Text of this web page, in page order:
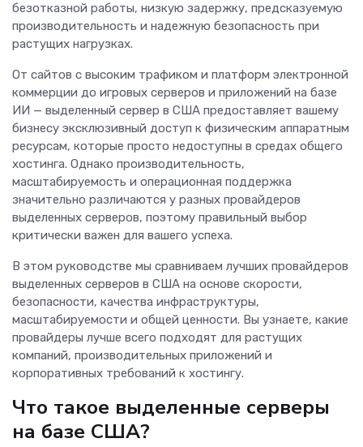
безотказной работы, низкую задержку, предсказуемую
производительность и надежную безопасность при
растущих нагрузках.
От сайтов с высоким трафиком и платформ электронной
коммерции до игровых серверов и приложений на базе
ИИ — выделенный сервер в США предоставляет вашему
бизнесу эксклюзивный доступ к физическим аппаратным
ресурсам, которые просто недоступны в средах общего
хостинга. Однако производительность,
масштабируемость и операционная поддержка
значительно различаются у разных провайдеров
выделенных серверов, поэтому правильный выбор
критически важен для вашего успеха.
В этом руководстве мы сравниваем лучших провайдеров
выделенных серверов в США на основе скорости,
безопасности, качества инфраструктуры,
масштабируемости и общей ценности. Вы узнаете, какие
провайдеры лучше всего подходят для растущих
компаний, производительных приложений и
корпоративных требований к хостингу.
Что такое выделенные серверы
на базе США?